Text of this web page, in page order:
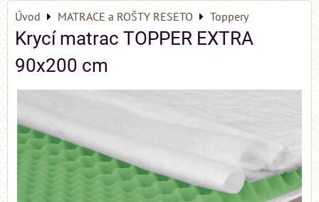
Úvod MATRACE a ROŠTY RESETO Toppery
Krycí matrac TOPPER EXTRA
90x200 cm